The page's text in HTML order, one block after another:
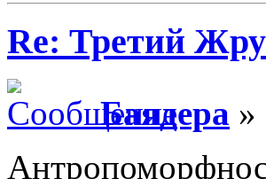
Re: Третий
Баядера »